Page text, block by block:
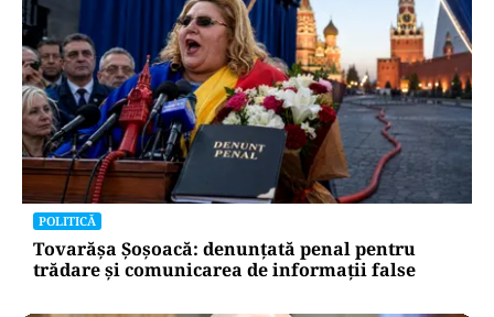
POLITICĂ
Tovarășa Șoșoacă: denunțată penal pentru
trădare și comunicarea de informații false